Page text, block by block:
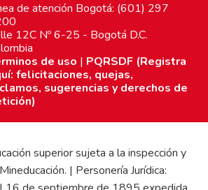
de atención Bogotá: (601) 297
12C Nº 6-25 - Bogotá D.C.
de uso | PQRSDF (Registra
felicitaciones, quejas,
sugerencias y derechos de
superior sujeta a la inspección y
| Personería Jurídica: